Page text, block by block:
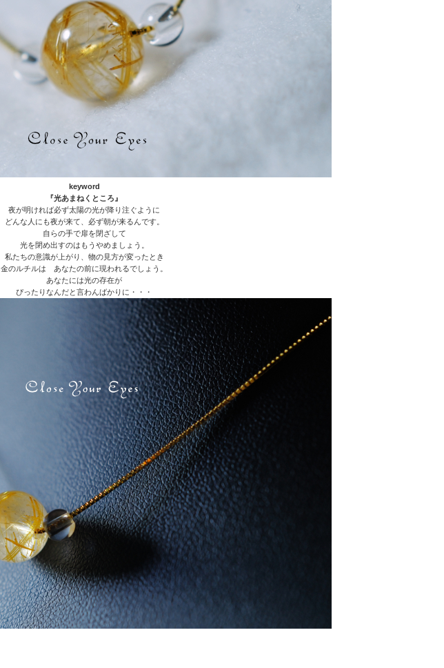
keyword
『光あまねくところ』
夜が明ければ必ず太陽の光が降り注ぐように
どんな人にも夜が来て、必ず朝が来るんです。
自らの手で扉を閉ざして
光を閉め出すのはもうやめましょう。
私たちの意識が上がり、物の見方が変ったとき
金のルチルは あなたの前に現われるでしょう。
あなたには光の存在が
ぴったりなんだと言わんばかりに・・・